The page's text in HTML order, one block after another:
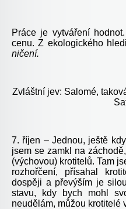
Práce je vytváření
cenu. Z ekologického
ničení.
Zvláštní jev: Salomé,
7. říjen – Jednou, ještě
jsem se zamkl na
(výchovou) krotitelů. Tam
rozhořčení, přísahal
dospěji a převýším je
stavu, kdy bych mohl
neudělám, můžou krotitelé